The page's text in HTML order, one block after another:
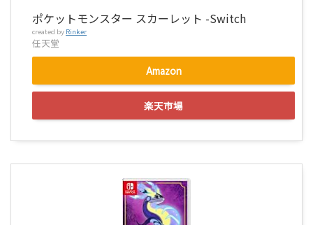
ポケットモンスター スカーレット -Switch
created by Rinker
任天堂
Amazon
楽天市場